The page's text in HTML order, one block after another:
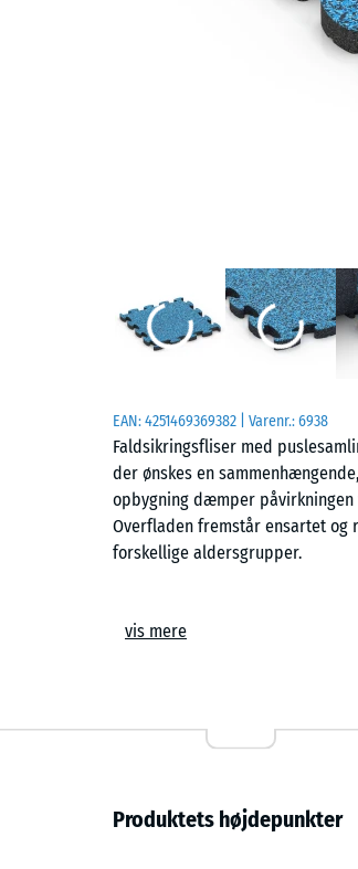
EAN:4251469369382 | Varenr.:6938
Faldsikringsfliser med
der ønskes en
opbygning dæmper
Overfladen fremstår ensartet og
forskellige aldersgrupper.
overgange mellem fliser ikke
Faldsikringssystem og opbygning
vis mere
Produktets højdepunkter